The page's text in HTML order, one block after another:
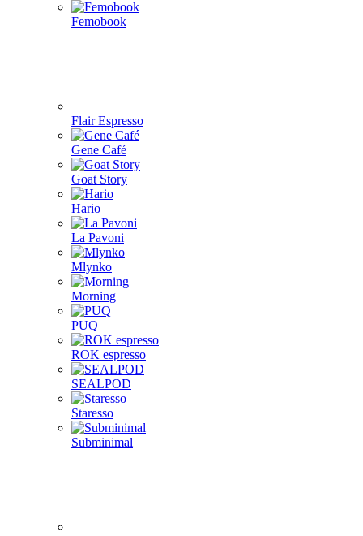
Femobook
Flair Espresso
Gene Café
Goat Story
Hario
La Pavoni
Mlynko
Morning
PUQ
ROK espresso
SEALPOD
Staresso
Subminimal